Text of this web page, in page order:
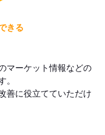
きる
マーケット情報などの
。
善に役立てていただけ